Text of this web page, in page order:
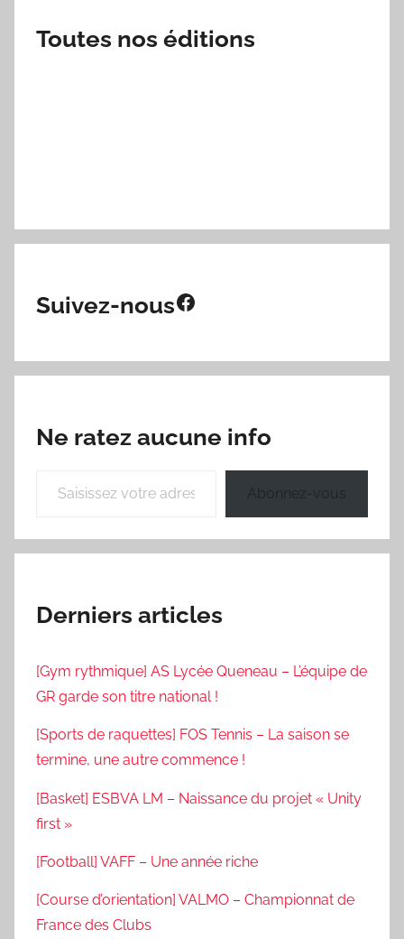
Toutes nos éditions
Suivez-nousFacebook
Ne ratez aucune info
Abonnez-vous
Derniers articles
[Gym rythmique] AS Lycée Queneau – L’équipe de
GR garde son titre national !
[Sports de raquettes] FOS Tennis – La saison se
termine, une autre commence !
[Basket] ESBVA LM – Naissance du projet « Unity
first »
[Football] VAFF – Une année riche
[Course d’orientation] VALMO – Championnat de
France des Clubs